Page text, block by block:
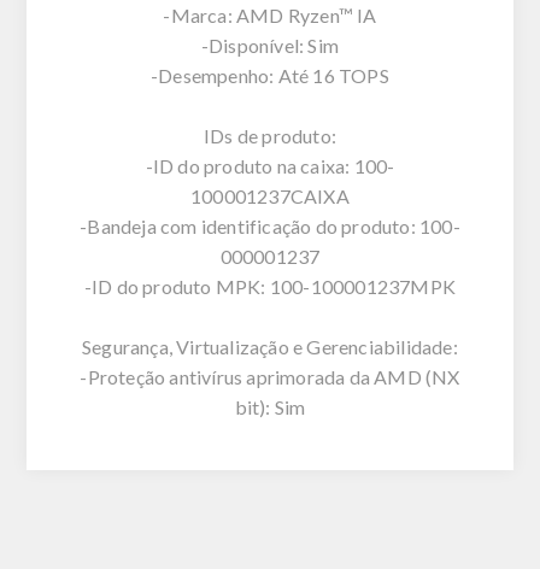
-Marca: AMD Ryzen™ IA
-Disponível: Sim
-Desempenho: Até 16 TOPS
IDs de produto:
-ID do produto na caixa: 100-
100001237CAIXA
-Bandeja com identificação do produto: 100-
000001237
-ID do produto MPK: 100-100001237MPK
Segurança, Virtualização e Gerenciabilidade:
-Proteção antivírus aprimorada da AMD (NX
bit): Sim